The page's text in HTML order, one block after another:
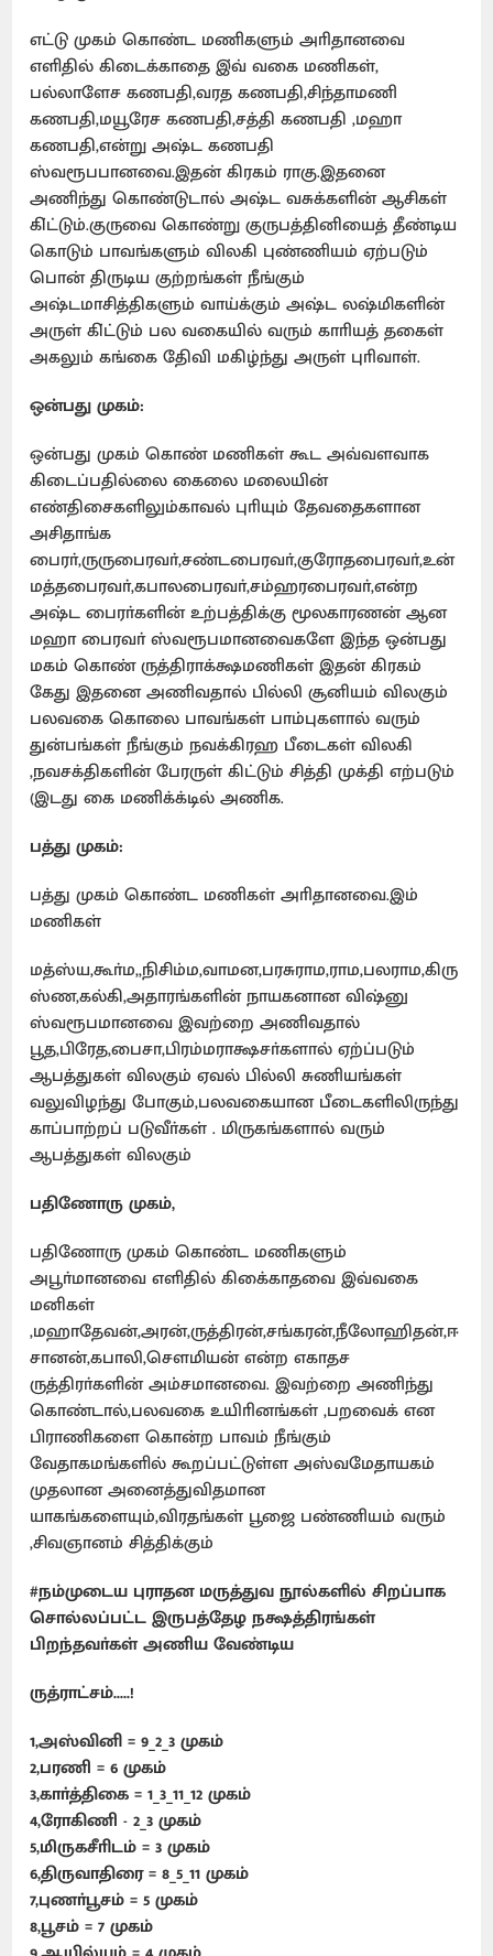
எட்டு முகம் கொண்ட மணிகளும் அாிதானவை
எளிதில் கிடைக்காதை இ்வ் வகை மணிகள்,
பல்லாளேச கணபதி,வரத கணபதி,சிந்தாமணி
கணபதி,மயூரேச கணபதி,சத்தி கணபதி ,மஹா
கணபதி,என்று அஷ்ட கணபதி
ஸ்வரூபபானவை.இதன் கிரகம் ராகு.இதனை
அணிந்து கொண்டுடால் அஷ்ட வசுக்களின் ஆசிகள்
கி்ட்டும்.குருவை கொண்று குருபத்தினியைத் தீண்டிய
கொடும் பாவங்களும் விலகி புண்ணியம் ஏற்படும்
பொன் திருடிய குற்றங்கள் நீங்கும்
அஷ்டமாசித்திகளும் வாய்க்கும் அஷ்ட லஷ்மிகளின்
அருள் கி்ட்டும் பல வகையில் வரும் காாியத் தகைள்
அகலும் கங்கை தேிவி மகிழ்ந்து அருள் புாிவாள்.
ஒன்பது முகம்:
ஒன்பது முகம் கொண் மணிகள் கூட அவ்வளவாக
கிடைப்பதில்லை கைலை மலையின்
எண்திசைகளிலும்காவல் புாியும் தேவதைகளான
அசிதாங்க
பைரா்,ருருபைரவா்,சண்டபைரவா்,குரோதபைரவா்,உன்
மத்தபைரவா்,கபாலபைரவா்,சம்ஹரபைரவா்,என்ற
அஷ்ட பைரா்களின் உற்பத்திக்கு மூலகாரணன் ஆன
மஹா பைரவா் ஸ்வரூபமானவைகளே இந்த ஒன்பது
மகம் கொண் ருத்திராக்க்ஷமணிகள் இதன் கிரகம்
கேது இதனை அணிவதால் பில்லி சூனியம் விலகும்
பலவகை கொலை பாவங்கள் பாம்புகளால் வரும்
துன்பங்கள் நீங்கும் நவக்கிரஹ பீடைகள் விலகி
,நவசக்திகளின் பேரருள் கிட்டும் சித்தி முக்தி எற்படும்
(இடது கை மணிக்க்டில் அணிக.
பத்து முகம்:
பத்து முகம் கொண்ட மணிகள் அாிதானவை.இம்
மணிகள்
மத்ஸ்ய,கூா்ம,,நிசிம்ம,வாமன,பரசுராம,ராம,பலராம,கிரு
ஸ்ண,கல்கி,அதாரங்களின் நாயகனான விஷ்னு
ஸ்வரூபமானவை இவற்றை அணிவதால்
பூத,பிரேத,பைசா,பிரம்மராக்ஷசா்களால் ஏற்ப்படும்
ஆபத்துகள் விலகும் ஏவல் பில்லி சுணியங்கள்
வலுவிழந்து போகும்,பலவகையான பீடைகளிலிருந்து
காப்பாற்றப் படுவீா்கள் . மிருகங்களால் வரும்
ஆபத்துகள் விலகும்
பதிணோரு முகம்,
பதிணோரு முகம் கொண்ட மணிகளும்
அபூா்மானவை எளிதில் கிகை்காதவை இவ்வகை
மனிகள்
,மஹாதேவன்,அரன்,ருத்திரன்,சங்கரன்,நீலோஹிதன்,ஈ
சானன்,கபாலி,சௌமியன் என்ற எகாதச
ருத்திரா்களின் அம்சமானவை. இவற்றை அணிந்து
கொண்டால்,பலவகை உயிாினங்கள் ,பறவைக் என
பிராணிகளை கொன்ற பாவம் நீங்கும்
வேதாகமங்களில் கூறப்பட்டுள்ள அஸ்வமேதாயகம்
முதலான அனைத்துவிதமான
யாகங்களையும்,விரதங்கள் பூஜை பண்ணியம் வரும்
,சிவஞானம் சித்திக்கும்
#நம்முடைய புராதன மருத்துவ நூல்களில் சிறப்பாக
சொல்லப்பட்ட இருபத்தேழ நக்ஷத்திரங்கள்
பிறந்தவா்கள் அணிய வேண்டிய
ருத்ராட்சம்.....!
1,அஸ்வினி = 9_2_3 முகம்
2,பரணி = 6 முகம்
3,காா்த்திகை = 1_3_11_12 முகம்
4,ரோகிணி - 2_3 முகம்
5,மிருகசீாிடம் = 3 முகம்
6,திருவாதிரை = 8_5_11 முகம்
7,புணா்பூசம் = 5 முகம்
8,பூசம் = 7 முகம்